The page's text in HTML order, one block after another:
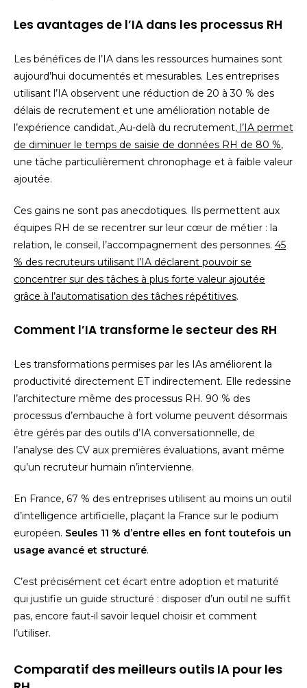
Les avantages de l’IA dans les processus RH
Les bénéfices de l’IA dans les ressources humaines sont
aujourd’hui documentés et mesurables. Les entreprises
utilisant l’IA observent une réduction de 20 à 30 % des
délais de recrutement et une amélioration notable de
l’expérience candidat. Au-delà du recrutement, l’IA permet
de diminuer le temps de saisie de données RH de 80 %,
une tâche particulièrement chronophage et à faible valeur
ajoutée.
Ces gains ne sont pas anecdotiques. Ils permettent aux
équipes RH de se recentrer sur leur cœur de métier : la
relation, le conseil, l’accompagnement des personnes. 45
% des recruteurs utilisant l’IA déclarent pouvoir se
concentrer sur des tâches à plus forte valeur ajoutée
grâce à l’automatisation des tâches répétitives.
Comment l’IA transforme le secteur des RH
Les transformations permises par les IAs améliorent la
productivité directement ET indirectement. Elle redessine
l’architecture même des processus RH. 90 % des
processus d’embauche à fort volume peuvent désormais
être gérés par des outils d’IA conversationnelle, de
l’analyse des CV aux premières évaluations, avant même
qu’un recruteur humain n’intervienne.
En France, 67 % des entreprises utilisent au moins un outil
d’intelligence artificielle, plaçant la France sur le podium
européen. Seules 11 % d’entre elles en font toutefois un
usage avancé et structuré.
C’est précisément cet écart entre adoption et maturité
qui justifie un guide structuré : disposer d’un outil ne suffit
pas, encore faut-il savoir lequel choisir et comment
l’utiliser.
Comparatif des meilleurs outils IA pour les